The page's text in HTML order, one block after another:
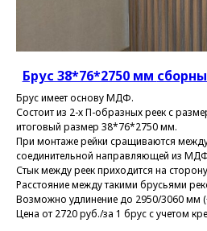
Брус 38*76*2750 мм
Брус имеет основу МДФ.
Состоит из 2-х П-образных реек с
итоговый размер 38*76*2750 мм.
При монтаже рейки сращиваются
соединительной направляющей из
Стык между реек приходится на
Расстояние между такими брусьями
Возможно удлинение до 2950/3060 мм
Цена от 2720 руб./за 1 брус с учетом